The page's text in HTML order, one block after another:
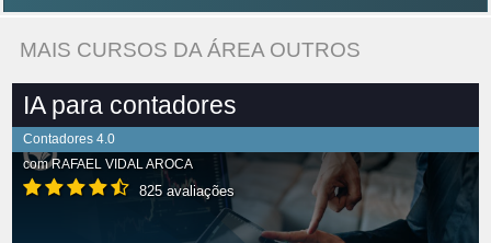
MAIS CURSOS DA ÁREA OUTROS
IA para contadores
Contadores 4.0
comRAFAEL VIDAL AROCA
825 avaliações